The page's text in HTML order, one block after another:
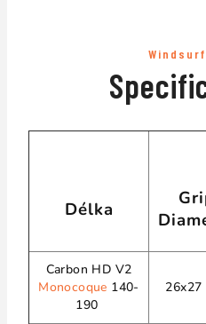
Délka
Carbon HD V2
Monocoque 140-
190
26x27